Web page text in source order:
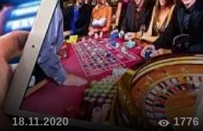
18.11.2020 1776